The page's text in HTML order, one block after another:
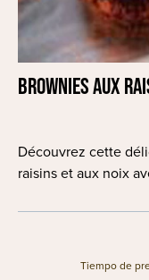
Brownies aux
Découvrez cette
raisins et aux noix
Tiempo de